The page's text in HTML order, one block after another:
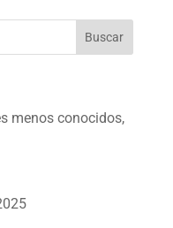
menos conocidos,